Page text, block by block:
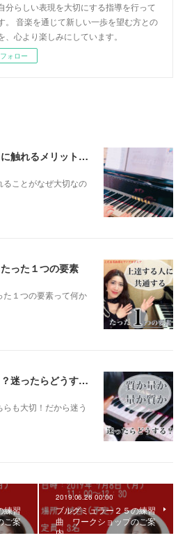
分らしい表現を大切にする指導を行って
。 音楽を通じて新しい一歩を望む方との
、心より楽しみにしています。
フォロー
【幼い頃からホンモノに触れるメリットとは？】
ることがなぜ大切なの
った１つの要素
た１つの要素って何か
質か量か？量か質か？？迷ったらどうする？？？
らも大切！だから迷う
練習
ご案
2019.06.26 00:00
ブルグミュラー２５の練習
曲 ワークショップのご案
内